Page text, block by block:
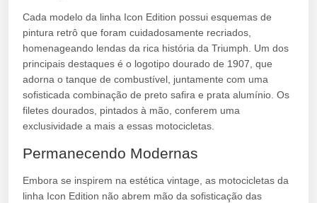
Cada modelo da linha Icon Edition possui esquemas de
pintura retrô que foram cuidadosamente recriados,
homenageando lendas da rica história da Triumph. Um dos
principais destaques é o logotipo dourado de 1907, que
adorna o tanque de combustível, juntamente com uma
sofisticada combinação de preto safira e prata alumínio. Os
filetes dourados, pintados à mão, conferem uma
exclusividade a mais a essas motocicletas.
Permanecendo Modernas
Embora se inspirem na estética vintage, as motocicletas da
linha Icon Edition não abrem mão da sofisticação das